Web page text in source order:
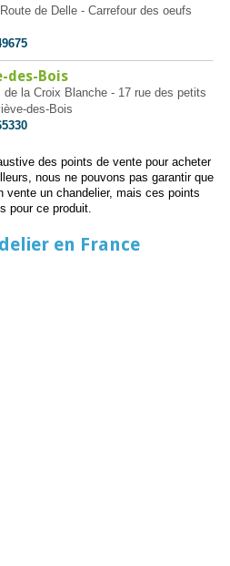
de Delle - Carrefour des oeufs
des-Bois
la Croix Blanche - 17 rue des petits
des-Bois
des points de vente pour acheter
nous ne pouvons pas garantir que
vente un chandelier, mais ces points
pour ce produit.
en France